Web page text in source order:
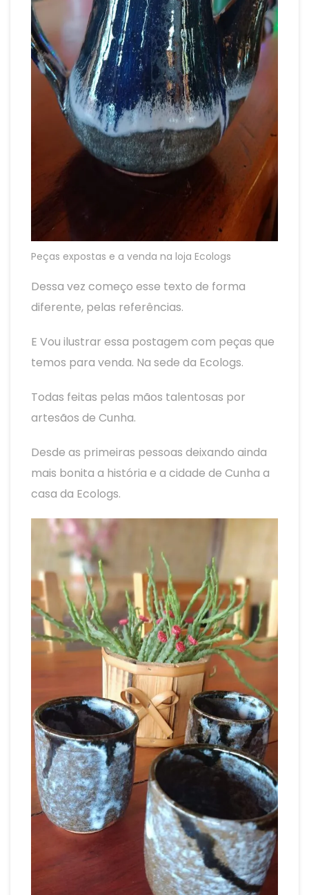
Peças expostas e a venda na loja Ecologs
Dessa vez começo esse texto de forma
diferente, pelas referências.
E Vou ilustrar essa postagem com peças que
temos para venda. Na sede da Ecologs.
Todas feitas pelas mãos talentosas por
artesãos de Cunha.
Desde as primeiras pessoas deixando ainda
mais bonita a história e a cidade de Cunha a
casa da Ecologs.